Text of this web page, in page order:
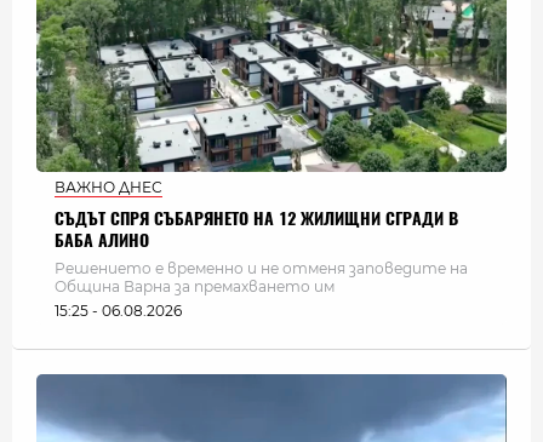
ВАЖНО ДНЕС
СЪДЪТ СПРЯ СЪБАРЯНЕТО НА 12 ЖИЛИЩНИ СГРАДИ В
БАБА АЛИНО
Решението е временно и не отменя заповедите на
Община Варна за премахването им
15:25 - 06.08.2026